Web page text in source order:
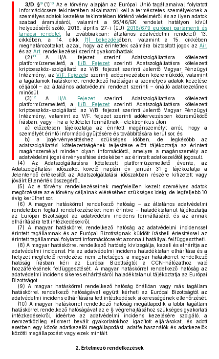
3/D. §9 (1) 10 Az e törvény alapján az Európai Unió tagállamaival folytatott
információcsere tekintetében alkalmazni kell a természetes személyeknek a
személyes adatok kezelése tekintetében történő védelméről és az ilyen adatok
szabad áramlásáról, valamint a 95/46/EK rendelet hatályon kívül
helyezéséről szóló, 2016. április 27-i (EU) 2016/679 európai parlamenti és
tanácsi rendelet (a továbbiakban: általános adatvédelmi rendelet) 13.
cikkében, a 14. cikk
(1) bekezdésében, valamint a 15. cikkében
meghatározottakat, azzal, hogy az érintettek számára biztosított jogok az Air.
és az Art. rendelkezései szerint gyakorolhatóak.
(2) 11
A II/A. fejezet szerinti Adatszolgáltatásra kötelezett
platformüzemeltető, a II/B. Fejezet szerinti Adatszolgáltatásra kötelezett
kriptoeszköz-szolgáltató, az V/B. fejezet szerinti Jelentő Magyar Pénzügyi
Intézmény, az V/F. Fejezete szerinti adótervezésben közreműködő, valamint
a tagállamok hatáskörrel rendelkező hatóságai a személyes adatok kezelése
céljából – az általános adatvédelmi rendelet szerinti – önálló adatkezelőnek
minősül.
(3) 12 A II/A. Fejezetszerinti Adatszolgáltatásra kötelezett
platformüzemeltető, a II/B. Fejezet szerinti Adatszolgáltatásra kötelezett
kriptoeszköz-szolgáltató, az V/B. fejezet szerinti Jelentő Magyar Pénzügyi
Intézmény, valamint az V/F. fejezet szerinti adótervezésben közreműködő
írásban, vagy – ha a feltételei fennállnak – elektronikus úton
a) előzetesen tájékoztatja az érintett magánszemélyt arról, hogy a
személyét érintő információ gyűjtésére és továbbítására kerül sor, és
b) a jogérvényesítéshez szükséges időben, de legkésőbb az
adatszolgáltatási kötelezettségének teljesítése előtt tájékoztatja az érintett
magánszemélyt minden olyan információról, amelyre a magánszemély az
adatvédelmi jogai érvényesítése érdekében az érintett adatkezelőtől jogosult.
(4) Az Adatszolgáltatásra kötelezett platformüzemeltető évente, az
Adatszolgáltatási időszakot követő naptári év január 31-ig tájékoztatja a
Jelentendő értékesítőt az Adatszolgáltatási időszakban részére kifizetett vagy
jóváírt Ellenérték összegéről.
(5) Az e törvény rendelkezéseinek megfelelően kezelt személyes adatok
megőrzésére az e törvény céljainak eléréséhez szükséges ideig, de legfeljebb 10
évig kerülhet sor.
(6) A magyar hatáskörrel rendelkező hatóság – az általános adatvédelmi
rendeletben foglalt rendelkezéseket nem érintve – haladéktalanul tájékoztatja
az Európai Bizottságot az adatvédelmi incidens fennállásáról és az annak
elhárítására tett intézkedésekről.
(7) A magyar hatáskörrel rendelkező hatóság az adatvédelmi incidenssel
érintett tagállamnak és az Európai Bizottságnak küldött írásbeli értesítéssel az
érintett tagállammal folytatott információcserét azonnali hatállyal felfüggesztheti.
(8) A magyar hatáskörrel rendelkező hatóság kivizsgálja, kezeli és elhárítja az
adatvédelmi incidenst. Ha az adatvédelmi incidens haladéktalan elhárítása és a
helyzet megfelelő rendezése nem lehetséges, a magyar hatáskörrel rendelkező
hatóság írásban kéri az Európai Bizottságtól a CCN-hálózathoz való
hozzáférésének felfüggesztését. A magyar hatáskörrel rendelkező hatóság az
adatvédelmi incidens sikeres elhárításáról haladéktalanul tájékoztatja az Európai
Bizottságot.
(9) A magyar hatáskörrel rendelkező hatóság önállóan vagy más tagállam
hatáskörrel rendelkező hatóságával együtt kérheti az Európai Bizottságtól az
adatvédelmi incidens elhárítására tett intézkedések sikerességének ellenőrzését.
(10) A magyar hatáskörrel rendelkező hatóság megállapodik a többi tagállam
hatáskörrel rendelkező hatóságával az e § végrehajtásához szükséges gyakorlati
intézkedésekről, ideértve az adatvédelmi incidens kezelésére szolgáló, a
nemzetközileg elismert bevált gyakorlatokhoz igazított eljárásokat, és adott
esetben egy közös adatkezelői megállapodást, adatfelhasználók és adatkezelők
közötti megállapodást vagy ezek mintáit.
2. Értelmező rendelkezések